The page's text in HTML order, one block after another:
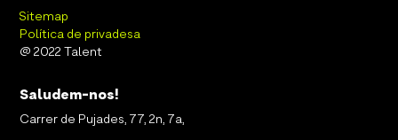
Sitemap
Política de privadesa
@ 2022 Talent
Saludem-nos!
Carrer de Pujades, 77, 2n, 7a,